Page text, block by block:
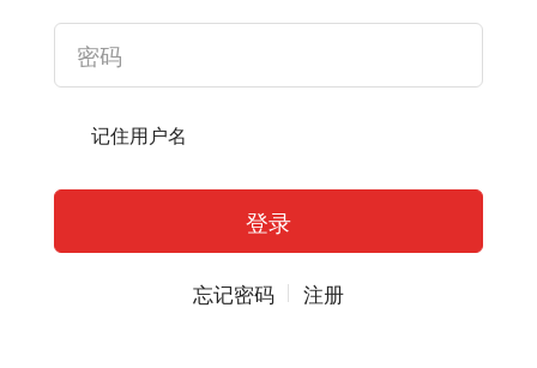
记住用户名
忘记密码 注册